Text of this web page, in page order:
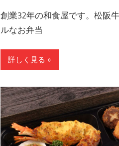
創業32年の和食屋です。松阪
ルなお弁当
詳しく見る